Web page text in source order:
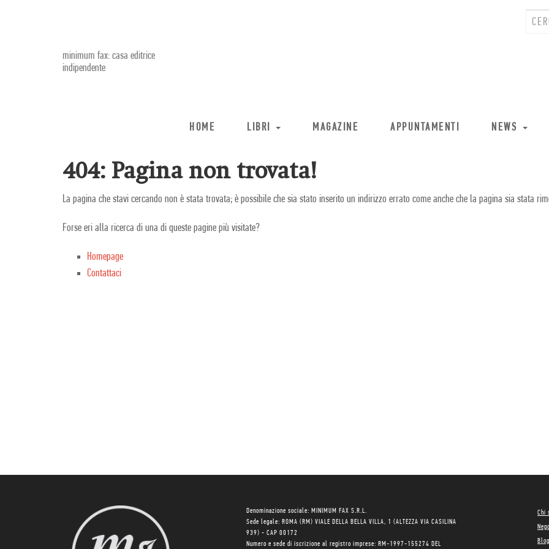
minimum fax: casa editrice
indipendente
HOME LIBRI MAGAZINE APPUNTAMENTI NEWS
404: Pagina non trovata!
La pagina che stavi cercando non è stata trovata; è possibile che sia stato inserito un indirizzo errato come anche che la pagina sia stata
Forse eri alla ricerca di una di queste pagine più visitate?
Homepage
Contattaci
Denominazione sociale: MINIMUM FAX S.R.L.
Sede legale: ROMA (RM) VIALE DELLA BELLA VILLA, 1 (ALTEZZA VIA CASILINA
939) - CAP 00172
Numero e sede di iscrizione al registro imprese: RM-1997-155274 DEL
Chi